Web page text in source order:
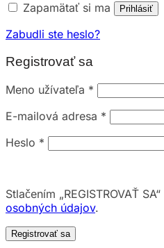
Zapamätať si ma Prihlásiť
Zabudli ste heslo?
Registrovať sa
Meno užívateľa *
E-mailová adresa *
Heslo *
Stlačením „REGISTROVAŤ
osobných údajov.
Registrovať sa